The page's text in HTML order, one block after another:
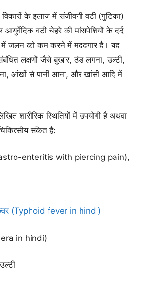
के इलाज में संजीवनी वटी (गुटिका)
आयुर्वेदिक वटी चेहरे की मांसपेशियों के दर्द
जलन को कम करने में मददगार है। यह
लक्षणों जैसे बुखार, ठंड लगना, उल्टी,
आंखों से पानी आना, और खांसी आदि में
शारीरिक स्थितियों में उपयोगी है अथवा
संकेत हैं:
enteritis with piercing pain),
(Typhoid fever in hindi)
in hindi)